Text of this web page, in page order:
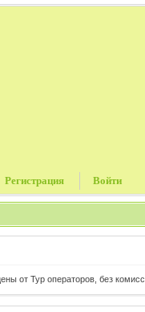
Регистрация Войти
от Тур операторов, без